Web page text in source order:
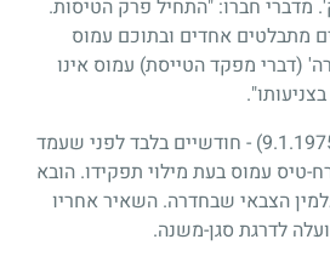
מדברי חברו: "התחיל פרק הטיסות.
מתבלטים אחדים ובתוכם עמוס
(דברי מפקד הטייסת) עמוס אינו
- חודשיים בלבד לפני שעמד
טיס עמוס בעת מילוי תפקידו. הובא
הצבאי שבחדרה. השאיר אחריו
לדרגת סגן-משנה.